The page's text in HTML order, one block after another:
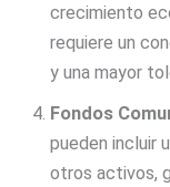
crecimiento
requiere un
y una mayor
Fondos
pueden incluir
otros activos,